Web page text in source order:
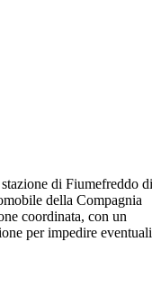
di Fiumefreddo
della Compagnia
coordinata, con un
per impedire eventuali